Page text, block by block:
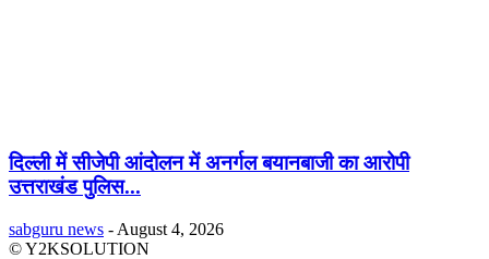
दिल्ली में सीजेपी आंदोलन में अनर्गल बयानबाजी का आरोपी
उत्तराखंड पुलिस...
sabguru news - August 4, 2026
© Y2KSOLUTION